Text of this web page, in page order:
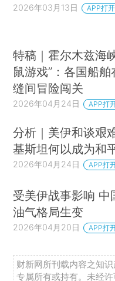
2026年03月13日 APP打开
特稿｜霍尔木兹海
鼠游戏”：各国船
缝间冒险闯关
2026年04月24日 APP打
分析｜美伊和谈艰
基斯坦何以成为和
2026年04月24日 APP打
受美伊战事影响 中
油气格局生变
2026年04月20日 APP打
财新网所刊载内容之知
专属所有或持有。未经